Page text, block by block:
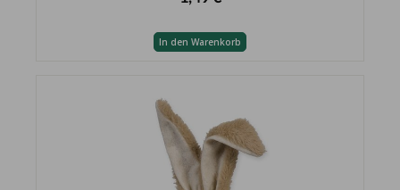
In den Warenkorb